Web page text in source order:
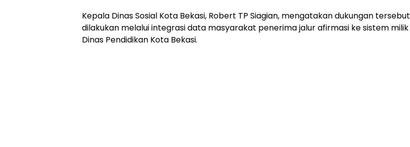
Kepala Dinas Sosial Kota Bekasi, Robert TP Siagian, mengatakan dukungan tersebut
dilakukan melalui integrasi data masyarakat penerima jalur afirmasi ke sistem milik
Dinas Pendidikan Kota Bekasi.